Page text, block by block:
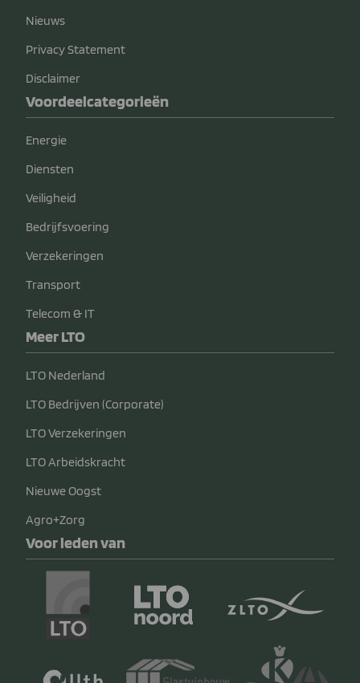
Nieuws
Privacy Statement
Disclaimer
Voordeelcategorieën
Energie
Diensten
Veiligheid
Bedrijfsvoering
Verzekeringen
Transport
Telecom & IT
Meer LTO
LTO Nederland
LTO Bedrijven (Corporate)
LTO Verzekeringen
LTO Arbeidskracht
Nieuwe Oogst
Agro+Zorg
Voor leden van